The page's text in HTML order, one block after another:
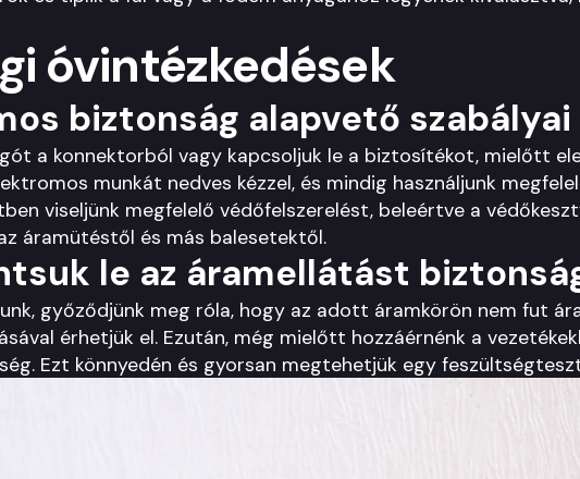
óvintézkedések
biztonság alapvető szabályai
a konnektorból vagy kapcsoljuk le a biztosítékot, mielőtt
munkát nedves kézzel, és mindig használjunk
viseljünk megfelelő védőfelszerelést, beleértve a
áramütéstől és más balesetektől.
le az áramellátást
győződjünk meg róla, hogy az adott áramkörön nem fut
érhetjük el. Ezután, még mielőtt hozzáérnénk a
Ezt könnyedén és gyorsan megtehetjük egy